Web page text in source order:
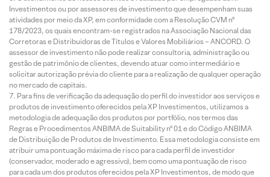
Investimentos ou por assessores de investimento que desempenham suas
atividades por meio da XP, em conformidade com a Resolução CVM nº
178/2023, os quais encontram-se registrados na Associação Nacional das
Corretoras e Distribuidoras de Títulos e Valores Mobiliários – ANCORD. O
assessor de investimento não pode realizar consultoria, administração ou
gestão de patrimônio de clientes, devendo atuar como intermediário e
solicitar autorização prévia do cliente para a realização de qualquer operação
no mercado de capitais.
Para fins de verificação da adequação do perfil do investidor aos serviços e
produtos de investimento oferecidos pela XP Investimentos, utilizamos a
metodologia de adequação dos produtos por portfólio, nos termos das
Regras e Procedimentos ANBIMA de Suitability nº 01 e do Código ANBIMA
de Distribuição de Produtos de Investimento. Essa metodologia consiste em
atribuir uma pontuação máxima de risco para cada perfil de investidor
(conservador, moderado e agressivo), bem como uma pontuação de risco
para cada um dos produtos oferecidos pela XP Investimentos, de modo que